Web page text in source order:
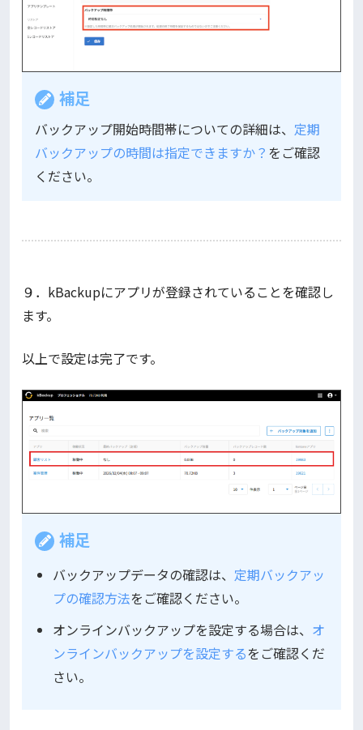
補足
バックアップ開始時間帯についての詳細は、 定期
バックアップの時間は指定できますか？ をご確認
ください。
９．kBackupにアプリが登録されていることを確認し
ます。
以上で設定は完了です。
補足
バックアップデータの確認は、 定期バックアッ
プの確認方法をご確認ください。
オンラインバックアップを設定する場合は、 オ
ンラインバックアップを設定するをご確認くだ
さい。